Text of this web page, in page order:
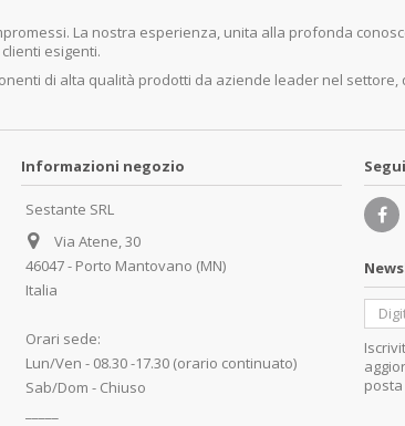
La nostra esperienza, unita alla profonda
esigenti.
di alta qualità prodotti da aziende leader nel settore,
Informazioni negozio
Sestante SRL
Via Atene, 30
46047 - Porto Mantovano (MN)
Italia
Orari sede:
Lun/Ven - 08.30 -17.30 (orario continuato)
Sab/Dom - Chiuso
posta